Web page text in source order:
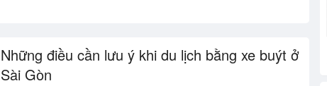
Những điều cần lưu ý khi du lịch bằng xe buýt ở
Sài Gòn